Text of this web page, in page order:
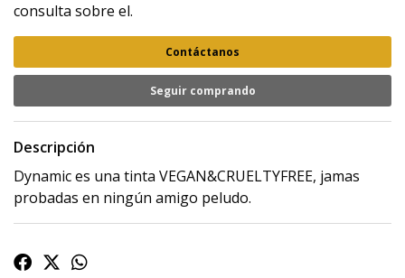
consulta sobre el.
Contáctanos
Seguir comprando
Descripción
Dynamic es una tinta VEGAN&CRUELTYFREE, jamas
probadas en ningún amigo peludo.